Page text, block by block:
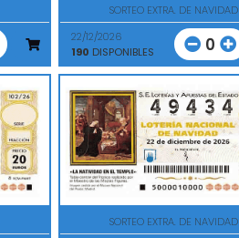
SORTEO EXTRA. DE NAVIDAD
22/12/2026
190 DISPONIBLES 0
SORTEO EXTRA. DE NAVIDAD